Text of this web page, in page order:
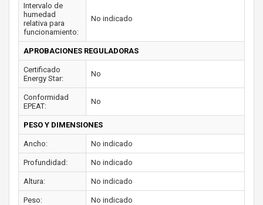
Intervalo de
humedad
relativa para
funcionamiento:
No indicado
APROBACIONES REGULADORAS
Certificado
Energy Star:
No
Conformidad
EPEAT:
No
PESO Y DIMENSIONES
Ancho: No indicado
Profundidad: No indicado
Altura: No indicado
Peso: No indicado